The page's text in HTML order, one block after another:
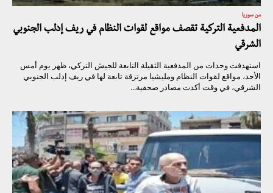
من سوريا
المدفعية التركية تقصف مواقع لقوات النظام في ريف إدلب الجنوبي
الشرقي
استهدفت وحدات من المدفعية الثقيلة التابعة للجيش التركي، ظهر يوم أمس
الأحد، مواقع لقوات النظام ومليشيا مرتزقة تابعة لها في ريف إدلب الجنوبي
الشرقي، في وقت أكدت مصادر صحفية...